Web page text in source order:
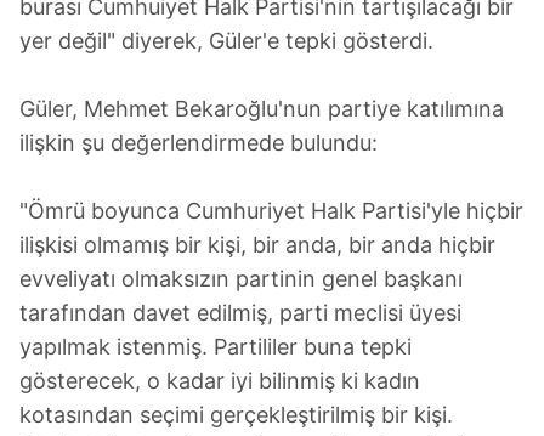
burası Cumhuiyet Halk Partisi'nin tartışılacağı bir
yer değil" diyerek, Güler'e tepki gösterdi.
Güler, Mehmet Bekaroğlu'nun partiye katılımına
ilişkin şu değerlendirmede bulundu:
"Ömrü boyunca Cumhuriyet Halk Partisi'yle hiçbir
ilişkisi olmamış bir kişi, bir anda, bir anda hiçbir
evveliyatı olmaksızın partinin genel başkanı
tarafından davet edilmiş, parti meclisi üyesi
yapılmak istenmiş. Partililer buna tepki
gösterecek, o kadar iyi bilinmiş ki kadın
kotasından seçimi gerçekleştirilmiş bir kişi.